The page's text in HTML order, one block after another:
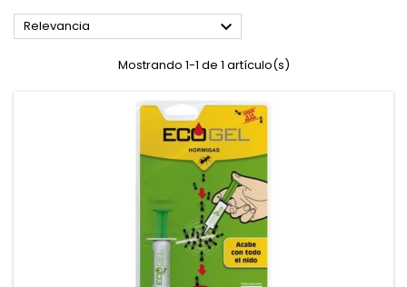
Relevancia 
Mostrando 1-1 de 1 artículo(s)